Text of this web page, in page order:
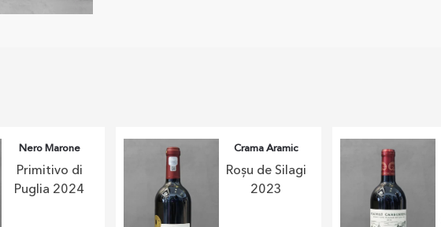
Nero Marone
Primitivo di
Puglia 2024
Crama Aramic
Roșu de Silagi
2023